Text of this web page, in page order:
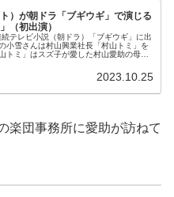
）が朝ドラ「ブギウギ」で演じる
（初出演）
テレビ小説（朝ドラ）「ブギウギ」に出
小雪さんは村山興業社長「村山トミ」を
トミ」はスズ子が愛した村山愛助の母で
2023.10.25
楽団事務所に愛助が訪ねて